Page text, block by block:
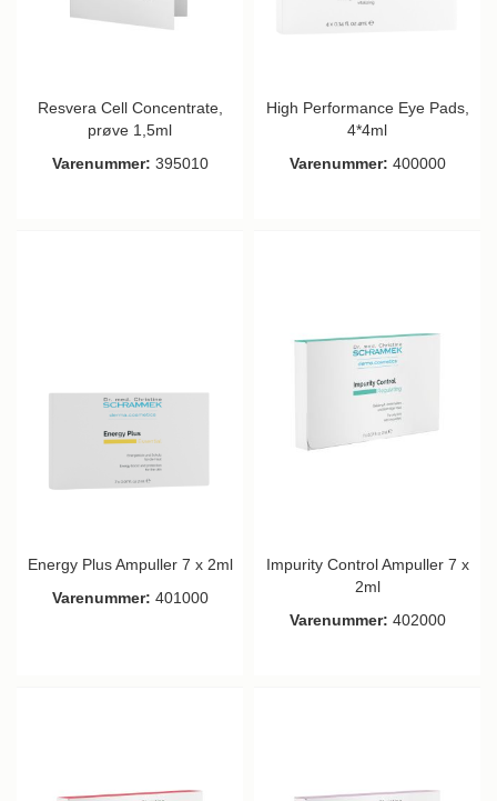
Resvera Cell Concentrate,
prøve 1,5ml
Varenummer: 395010
High Performance Eye Pads,
4*4ml
Varenummer: 400000
Energy Plus Ampuller 7 x 2ml
Varenummer: 401000
Impurity Control Ampuller 7 x
2ml
Varenummer: 402000